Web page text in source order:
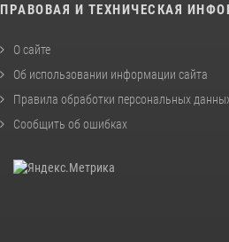
ПРАВОВАЯ И ТЕХНИЧЕСКАЯ
О сайте
Об использовании информации сайта
Правила обработки персональных
Сообщить об ошибках